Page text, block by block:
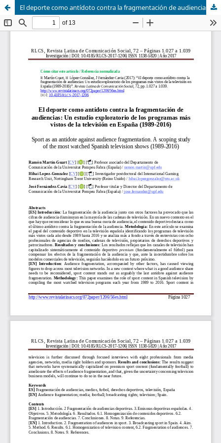
El deporte como antídoto contra la fragmentación de audiencias: Un estudio exploratorio de los programas más vistos de la televisión en España (1989-2016)